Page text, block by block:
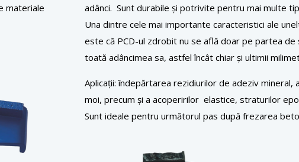
materiale
adânci. Sunt durabile și potrivite pentru mai multe
Una dintre cele mai importante caracteristici ale
este că PCD-ul zdrobit nu se află doar pe partea de
toată adâncimea sa, astfel încât chiar și ultimii
Aplicații: îndepărtarea rezidiurilor de adeziv
moi, precum și a acoperirilor elastice, straturilor
Sunt ideale pentru următorul pas după frezarea